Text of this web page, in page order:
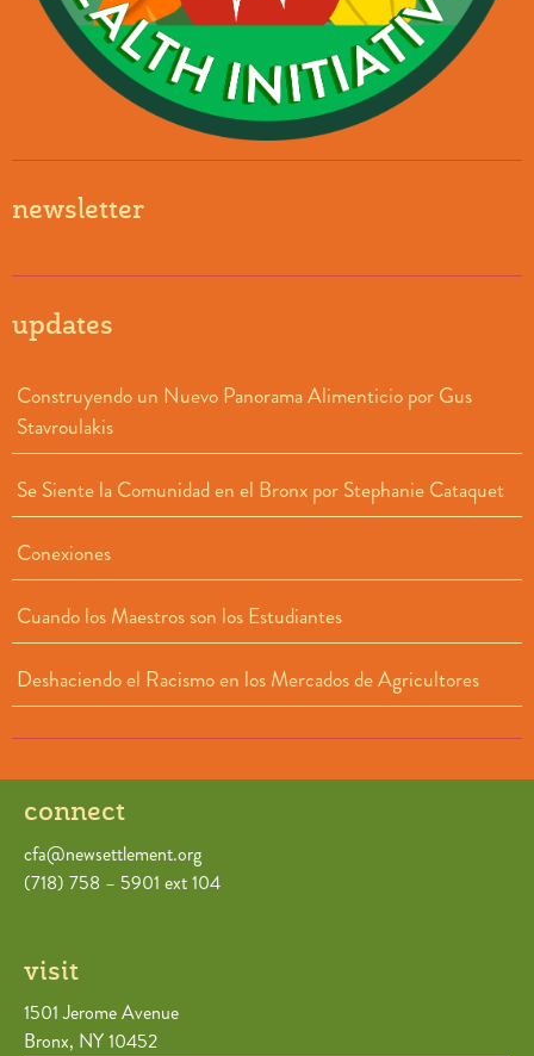
newsletter
updates
Construyendo un Nuevo Panorama Alimenticio por Gus
Stavroulakis
Se Siente la Comunidad en el Bronx por Stephanie Cataquet
Conexiones
Cuando los Maestros son los Estudiantes
Deshaciendo el Racismo en los Mercados de Agricultores
connect
cfa@newsettlement.org
(718) 758 – 5901 ext 104
visit
1501 Jerome Avenue
Bronx, NY 10452